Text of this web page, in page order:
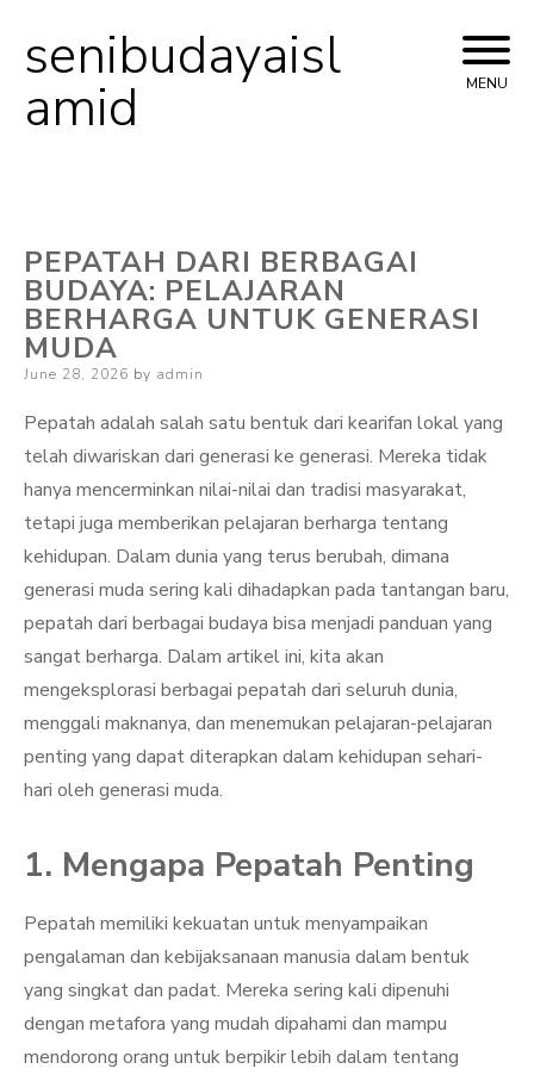
Skip
to
senibudayaisl
amid MENU
PEPATAH DARI BERBAGAI
BUDAYA: PELAJARAN
BERHARGA UNTUK GENERASI
MUDA
Posted
June 28, 2026 by admin
Pepatah adalah salah satu bentuk dari kearifan lokal yang
telah diwariskan dari generasi ke generasi. Mereka tidak
hanya mencerminkan nilai-nilai dan tradisi masyarakat,
tetapi juga memberikan pelajaran berharga tentang
kehidupan. Dalam dunia yang terus berubah, dimana
generasi muda sering kali dihadapkan pada tantangan baru,
pepatah dari berbagai budaya bisa menjadi panduan yang
sangat berharga. Dalam artikel ini, kita akan
mengeksplorasi berbagai pepatah dari seluruh dunia,
menggali maknanya, dan menemukan pelajaran-pelajaran
penting yang dapat diterapkan dalam kehidupan sehari-
hari oleh generasi muda.
1. Mengapa Pepatah Penting
Pepatah memiliki kekuatan untuk menyampaikan
pengalaman dan kebijaksanaan manusia dalam bentuk
yang singkat dan padat. Mereka sering kali dipenuhi
dengan metafora yang mudah dipahami dan mampu
mendorong orang untuk berpikir lebih dalam tentang